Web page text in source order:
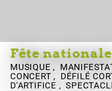
Fête nationale
MUSIQUE ,
CONCERT , DÉFILÉ
D'ARTIFICE ,